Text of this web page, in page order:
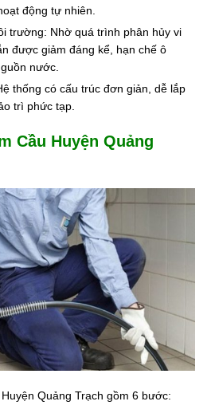
động tự nhiên.
trường: Nhờ quá trình phân hủy vi
được giảm đáng kể, hạn chế ô
nước.
thống có cấu trúc đơn giản, dễ lắp
trì phức tạp.
Cầu Huyện Quảng
Quảng Trạch gồm 6 bước: